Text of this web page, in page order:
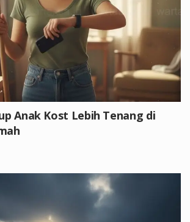
Anak Kost Lebih Tenang di